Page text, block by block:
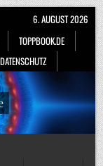
TOPPBOOK.DE
6. AUGUST 2026